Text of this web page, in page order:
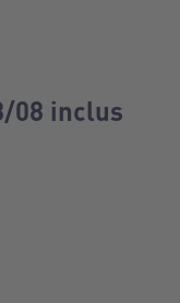
08 inclus